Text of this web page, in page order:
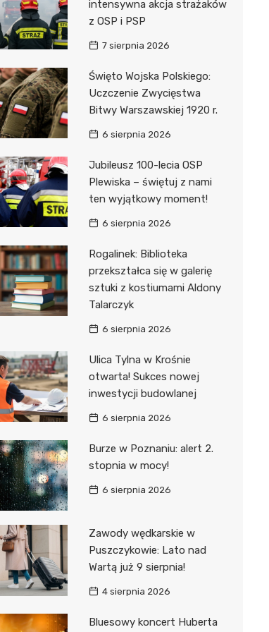
intensywna akcja strażaków
z OSP i PSP
7 sierpnia 2026
Święto Wojska Polskiego:
Uczczenie Zwycięstwa
Bitwy Warszawskiej 1920 r.
6 sierpnia 2026
Jubileusz 100-lecia OSP
Plewiska – świętuj z nami
ten wyjątkowy moment!
6 sierpnia 2026
Rogalinek: Biblioteka
przekształca się w galerię
sztuki z kostiumami Aldony
Talarczyk
6 sierpnia 2026
Ulica Tylna w Krośnie
otwarta! Sukces nowej
inwestycji budowlanej
6 sierpnia 2026
Burze w Poznaniu: alert 2.
stopnia w mocy!
6 sierpnia 2026
Zawody wędkarskie w
Puszczykowie: Lato nad
Wartą już 9 sierpnia!
4 sierpnia 2026
Bluesowy koncert Huberta